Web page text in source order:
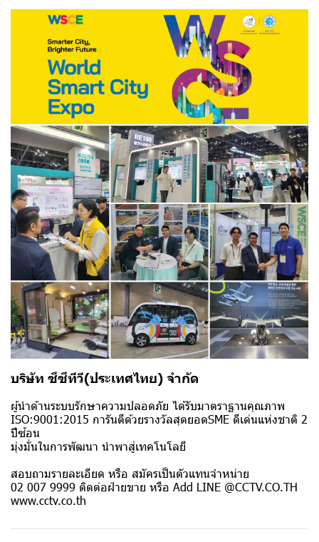
บริษัท ซีซีทีวี(ประเทศไทย) จำกัด
ผู้นำด้านระบบรักษาความปลอดภัย ได้รับมาตราฐานคุณภาพ
ISO:9001:2015 การันตีด้วยรางวัลสุดยอดSME ดีเด่นแห่งชาติ 2
ปีซ้อน
มุ่งมั่นในการพัฒนา นำพาสู่เทคโนโลยี
สอบถามรายละเอียด หรือ สมัครเป็นตัวแทนจำหน่าย
02 007 9999 ติดต่อฝ่ายขาย หรือ Add LINE @CCTV.CO.TH
www.cctv.co.th